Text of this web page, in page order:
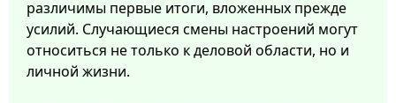
различимы первые итоги, вложенных прежде
усилий. Случающиеся смены настроений могут
относиться не только к деловой области, но и
личной жизни.